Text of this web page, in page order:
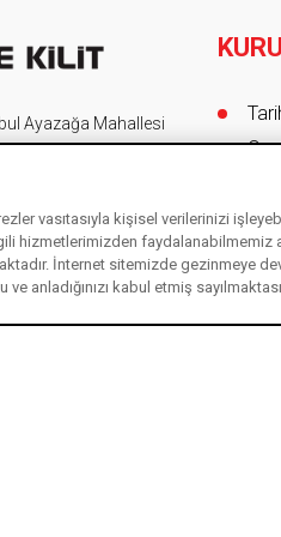
Ayazağa Mahallesi
Caddesi No 3F/1-E
Sarıyer/İstanbul
80 00(pbx)
vasıtasıyla kişisel verilerinizi
hizmetlerimizden faydalanabilmemiz
İnternet sitemizde gezinmeye
anladığınızı kabul etmiş